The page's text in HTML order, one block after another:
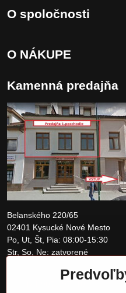
O spoločnosti
O NÁKUPE
Kamenná predajňa
Belanského 220/65
02401 Kysucké Nové Mesto
Po, Ut, Št, Pia: 08:00-15:30
Str, So, Ne: zatvorené